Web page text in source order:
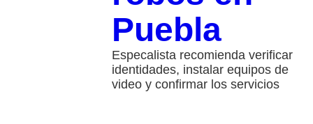
Puebla
Especalista recomienda verificar
identidades, instalar equipos de
video y confirmar los servicios